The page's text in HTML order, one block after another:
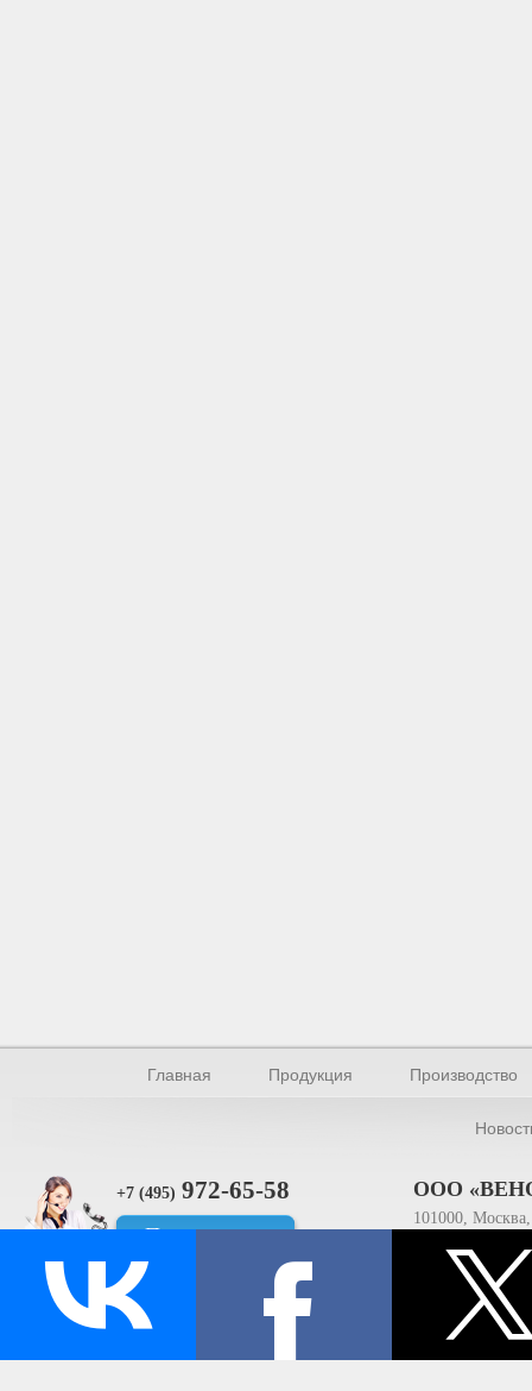
Главная Продукция Производство
+7 (495) 972-65-58
Прямая связь
ООО
101000,
ИНН
© Производство уплотнителей и профилей 2026.
Все права защищены.